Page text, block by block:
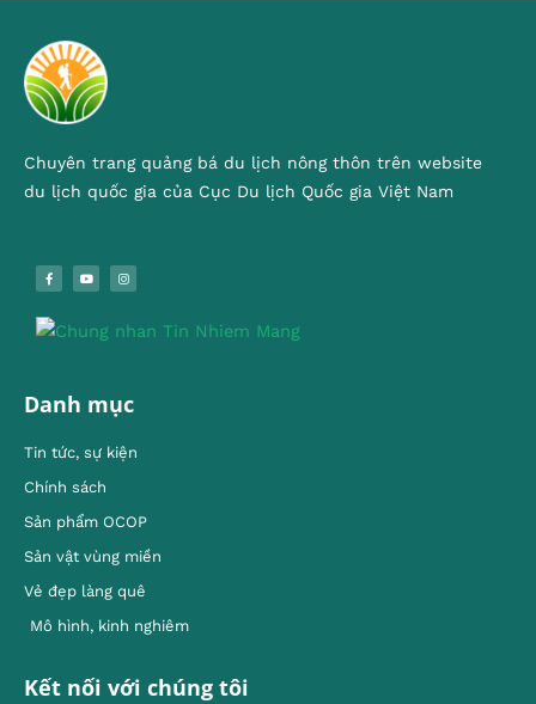
Chuyên trang quảng bá du lịch nông thôn trên website
du lịch quốc gia của Cục Du lịch Quốc gia Việt Nam
Danh mục
Tin tức, sự kiện
Chính sách
Sản phẩm OCOP
Sản vật vùng miền
Vẻ đẹp làng quê
Mô hình, kinh nghiêm
Kết nối với chúng tôi